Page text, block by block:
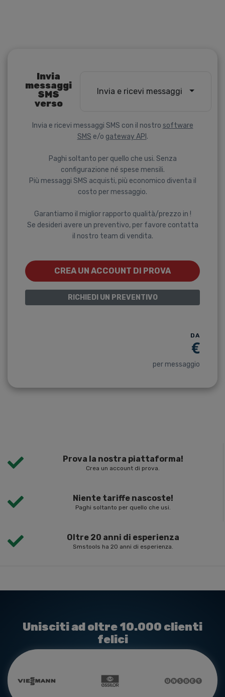
Invia
messaggi
SMS
verso
Invia e ricevi messaggi
Invia e ricevi messaggi SMS con il nostro software
SMS e/o gateway API .
Paghi soltanto per quello che usi. Senza
configurazione né spese mensili.
Più messaggi SMS acquisti, più economico diventa il
costo per messaggio.
Garantiamo il miglior rapporto qualità/prezzo in !
Se desideri avere un preventivo, per favore contatta
il nostro team di vendita.
CREA UN ACCOUNT DI PROVA
RICHIEDI UN PREVENTIVO
DA
€
per messaggio
Prova la nostra piattaforma!
Crea un account di prova.
Niente tariffe nascoste!
Paghi soltanto per quello che usi.
Oltre 20 anni di esperienza
Smstools ha 20 anni di esperienza.
Unisciti ad oltre 10.000 clienti
felici